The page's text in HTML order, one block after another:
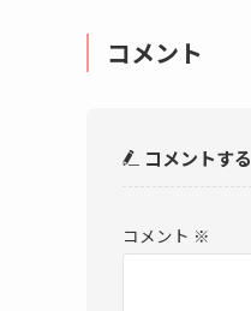
コメント
コメントする
コメント ※